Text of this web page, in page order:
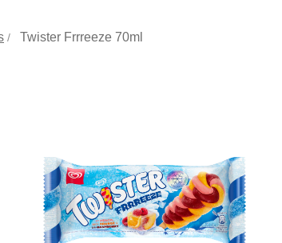
Twister Frrreeze 70ml